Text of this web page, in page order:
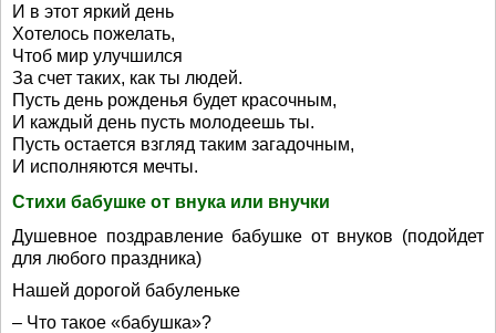
И в этот яркий день
Хотелось пожелать,
Чтоб мир улучшился
За счет таких, как ты людей.
Пусть день рожденья будет красочным,
И каждый день пусть молодеешь ты.
Пусть остается взгляд таким загадочным,
И исполняются мечты.
Стихи бабушке от внука или внучки
Душевное поздравление бабушке от внуков (подойдет
для любого праздника)
Нашей дорогой бабуленьке
– Что такое «бабушка»?